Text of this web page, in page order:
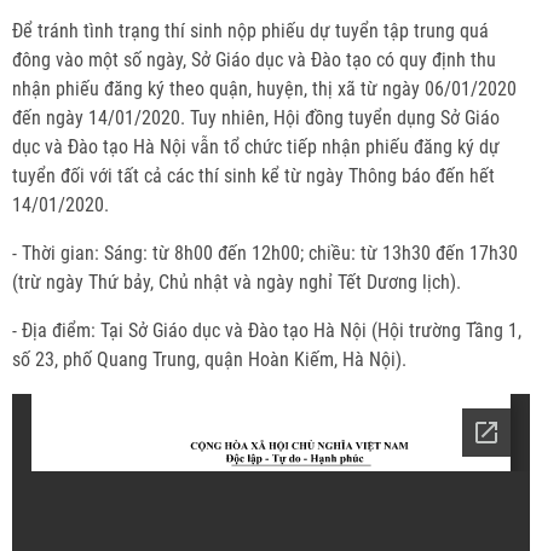
Để tránh tình trạng thí sinh nộp phiếu dự tuyển tập trung quá
đông vào một số ngày, Sở Giáo dục và Đào tạo có quy định thu
nhận phiếu đăng ký theo quận, huyện, thị xã từ ngày 06/01/2020
đến ngày 14/01/2020. Tuy nhiên, Hội đồng tuyển dụng Sở Giáo
dục và Đào tạo Hà Nội vẫn tổ chức tiếp nhận phiếu đăng ký dự
tuyển đối với tất cả các thí sinh kể từ ngày Thông báo đến hết
14/01/2020.
- Thời gian: Sáng: từ 8h00 đến 12h00; chiều: từ 13h30 đến 17h30
(trừ ngày Thứ bảy, Chủ nhật và ngày nghỉ Tết Dương lịch).
- Địa điểm: Tại Sở Giáo dục và Đào tạo Hà Nội (Hội trường Tầng 1,
số 23, phố Quang Trung, quận Hoàn Kiếm, Hà Nội).